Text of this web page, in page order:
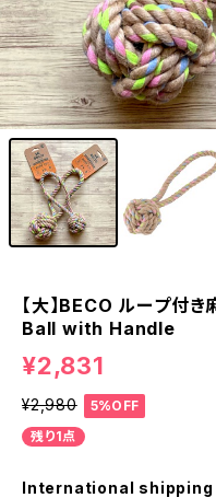
【大】BECO ループ付
Ball with Handle
¥2,831
¥2,980
5%OFF
残り1点
International shipping